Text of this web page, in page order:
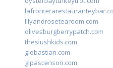
lilyandrosetearoom.com
olivesburgberrypatch.com
theslushkids.com
giobastian.com
glpascensori.com